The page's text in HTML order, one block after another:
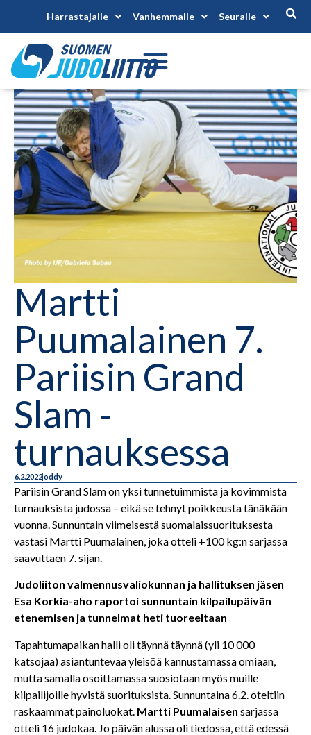
Harrastajalle Vanhemmalle Seuralle
Martti
Puumalainen 7.
Pariisin Grand
Slam -
turnauksessa
6.2.2022oddy
Pariisin Grand Slam on yksi tunnetuimmista ja kovimmista
turnauksista judossa – eikä se tehnyt poikkeusta tänäkään
vuonna. Sunnuntain viimeisestä suomalaissuorituksesta
vastasi Martti Puumalainen, joka otteli +100 kg:n sarjassa
saavuttaen 7. sijan.
Judoliiton valmennusvaliokunnan ja hallituksen jäsen
Esa Korkia-aho raportoi sunnuntain kilpailupäivän
etenemisen ja tunnelmat heti tuoreeltaan
Tapahtumapaikan halli oli täynnä täynnä (yli 10 000
katsojaa) asiantuntevaa yleisöä kannustamassa omiaan,
mutta samalla osoittamassa suosiotaan myös muille
kilpailijoille hyvistä suorituksista. Sunnuntaina 6.2. oteltiin
raskaammat painoluokat. Martti Puumalaisen sarjassa
otteli 16 judokaa. Jo päivän alussa oli tiedossa, että edessä